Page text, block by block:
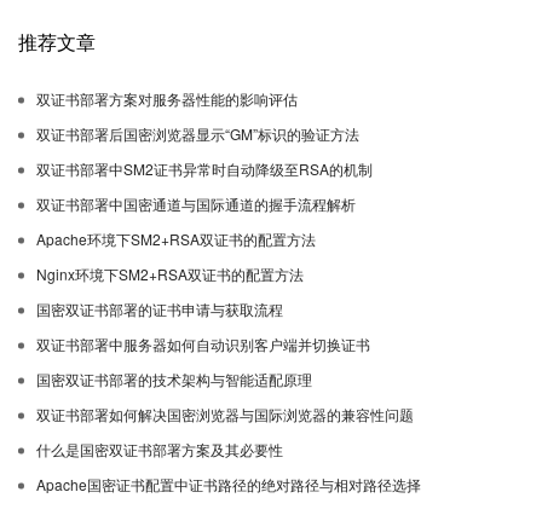
推荐文章
双证书部署方案对服务器性能的影响评估
双证书部署后国密浏览器显示“GM”标识的验证方法
双证书部署中SM2证书异常时自动降级至RSA的机制
双证书部署中国密通道与国际通道的握手流程解析
Apache环境下SM2+RSA双证书的配置方法
Nginx环境下SM2+RSA双证书的配置方法
国密双证书部署的证书申请与获取流程
双证书部署中服务器如何自动识别客户端并切换证书
国密双证书部署的技术架构与智能适配原理
双证书部署如何解决国密浏览器与国际浏览器的兼容性问题
什么是国密双证书部署方案及其必要性
Apache国密证书配置中证书路径的绝对路径与相对路径选择